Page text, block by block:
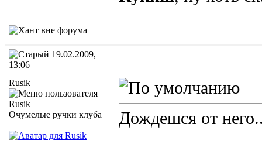
19.02.2009,
13:06
Rusik
Очумелые ручки клуба Дождешся от